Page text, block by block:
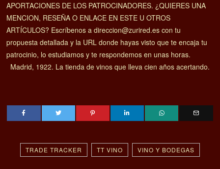
APORTACIONES DE LOS PATROCINADORES. ¿QUIERES UNA
MENCION, RESEÑA O ENLACE EN ESTE U OTROS
ARTÍCULOS? Escríbenos a direccion@zurired.es con tu
propuesta detallada y la URL donde hayas visto que te encaja tu
patrocinio, lo estudiamos y te respondemos en unas horas.
Madrid, 1922. La tienda de vinos que lleva cien años acertando.
TRADE TRACKER TT VINO VINO Y BODEGAS